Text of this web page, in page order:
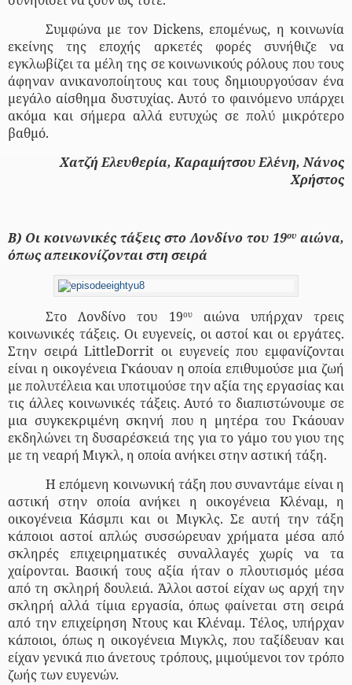
Συμφώνα με τον Dickens, επομένως, η κοινωνία
εκείνης της εποχής αρκετές φορές συνήθιζε να
εγκλωβίζει τα μέλη της σε κοινωνικούς ρόλους που τους
άφηναν ανικανοποίητους και τους δημιουργούσαν ένα
μεγάλο αίσθημα δυστυχίας. Αυτό το φαινόμενο υπάρχει
ακόμα και σήμερα αλλά ευτυχώς σε πολύ μικρότερο
βαθμό.
Χατζή Ελευθερία, Καραμήτσου Ελένη, Νάνος
Χρήστος
Β) Οι κοινωνικές τάξεις στο Λονδίνο του 19ου αιώνα,
όπως απεικονίζονται στη σειρά
Στο Λονδίνο του 19ουαιώνα υπήρχαν τρεις
κοινωνικές τάξεις. Οι ευγενείς, οι αστοί και οι εργάτες.
Στην σειράLittleDorrit οι ευγενείς που εμφανίζονται
είναι η οικογένεια Γκάουαν η οποία επιθυμούσε μια ζωή
με πολυτέλεια και υποτιμούσε την αξία της εργασίας και
τις άλλες κοινωνικές τάξεις. Αυτό το διαπιστώνουμε σε
μια συγκεκριμένη σκηνή που η μητέρα του Γκάουαν
εκδηλώνει τη δυσαρέσκειά της για το γάμο του γιου της
με τη νεαρή Μιγκλ, η οποία ανήκει στην αστική τάξη.
Η επόμενη κοινωνική τάξη που συναντάμε είναι η
αστική στην οποία ανήκει η οικογένεια Κλέναμ, η
οικογένεια Κάσμπι και οι Μιγκλς. Σε αυτή την τάξη
κάποιοι αστοί απλώς συσσώρευαν χρήματα μέσα από
σκληρές επιχειρηματικές συναλλαγές χωρίς να τα
χαίρονται. Βασική τους αξία ήταν ο πλουτισμός μέσα
από τη σκληρή δουλειά. Άλλοι αστοί είχαν ως αρχή την
σκληρή αλλά τίμια εργασία, όπως φαίνεται στη σειρά
από την επιχείρηση Ντους και Κλέναμ. Τέλος, υπήρχαν
κάποιοι, όπως η οικογένεια Μιγκλς, που ταξίδευαν και
είχαν γενικά πιο άνετους τρόπους, μιμούμενοι τον τρόπο
ζωής των ευγενών.